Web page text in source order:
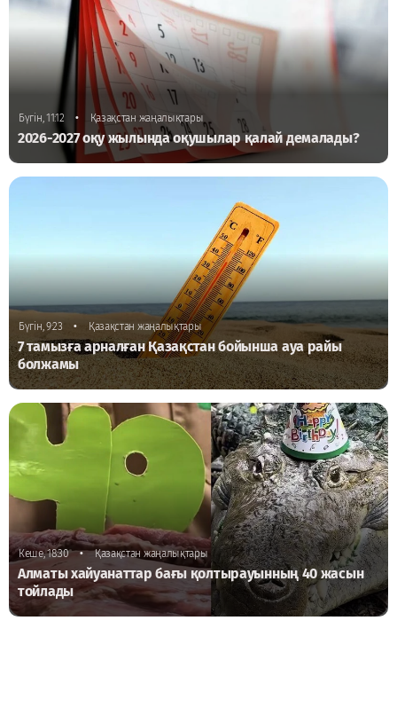
Бүгін, 11:12 • Қазақстан жаңалықтары
2026-2027 оқу жылында оқушылар қалай демалады?
Бүгін, 9:23 • Қазақстан жаңалықтары
7 тамызға арналған Қазақстан бойынша ауа райы
болжамы
Кеше, 18:30 • Қазақстан жаңалықтары
Алматы хайуанаттар бағы қолтырауынның 40 жасын
тойлады